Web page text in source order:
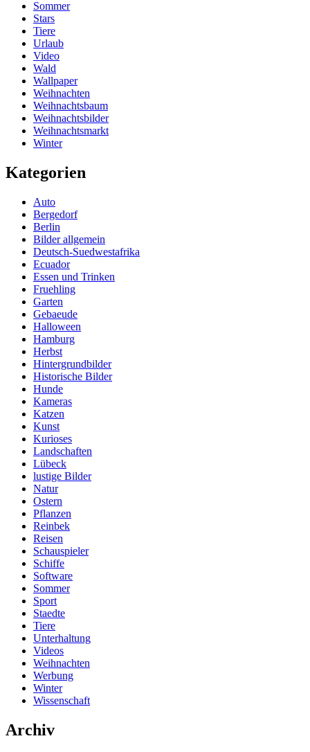
Sommer
Stars
Tiere
Urlaub
Video
Wald
Wallpaper
Weihnachten
Weihnachtsbaum
Weihnachtsbilder
Weihnachtsmarkt
Winter
Kategorien
Auto
Bergedorf
Berlin
Bilder allgemein
Deutsch-Suedwestafrika
Ecuador
Essen und Trinken
Fruehling
Garten
Gebaeude
Halloween
Hamburg
Herbst
Hintergrundbilder
Historische Bilder
Hunde
Kameras
Katzen
Kunst
Kurioses
Landschaften
Lübeck
lustige Bilder
Natur
Ostern
Pflanzen
Reinbek
Reisen
Schauspieler
Schiffe
Software
Sommer
Sport
Staedte
Tiere
Unterhaltung
Videos
Weihnachten
Werbung
Winter
Wissenschaft
Archiv